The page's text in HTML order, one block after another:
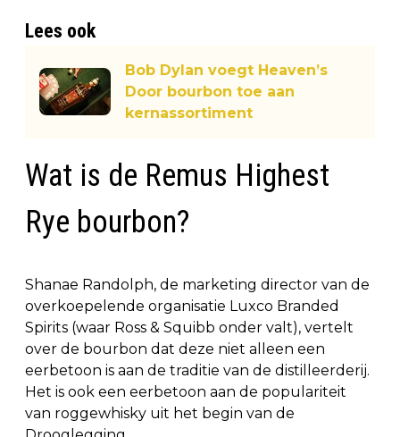
Lees ook
Bob Dylan voegt Heaven’s
Door bourbon toe aan
kernassortiment
Wat is de Remus Highest
Rye bourbon?
Shanae Randolph, de marketing director van de
overkoepelende organisatie Luxco Branded
Spirits (waar Ross & Squibb onder valt), vertelt
over de bourbon dat deze niet alleen een
eerbetoon is aan de traditie van de distilleerderij.
Het is ook een eerbetoon aan de populariteit
van roggewhisky uit het begin van de